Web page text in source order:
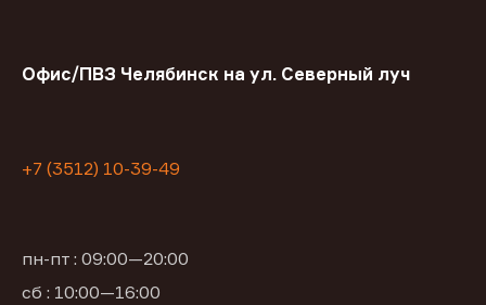
Офис/ПВЗ Челябинск на ул. Северный луч
+7 (3512) 10-39-49
пн-пт : 09:00—20:00
сб : 10:00—16:00